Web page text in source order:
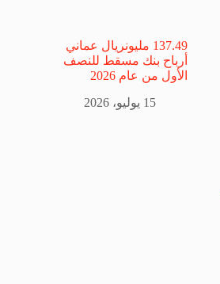
137.49 مليونريال عماني
أرباح بنك مسقط للنصف
الأول من عام 2026
15 يوليو، 2026